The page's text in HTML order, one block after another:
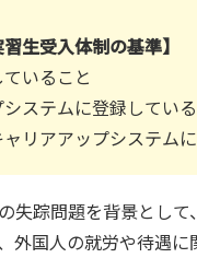
生受入体制の基準】
いること
ステムに登録してい
リアアップシステム
失踪問題を背景とし
外国人の就労や待遇